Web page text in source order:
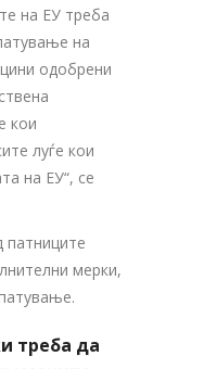
на ЕУ треба
на
одобрени
кои
луѓе кои
на ЕУ“, се
патниците
мерки,
треба да